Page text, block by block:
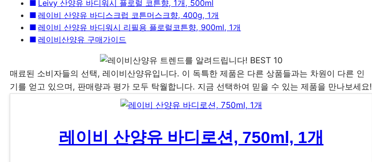
Leivy 산양유 바디워시 플로럴 코튼향, 1개, 500ml
레이비 산양유 바디스크럽 코튼머스크향, 400g, 1개
레이비 산양유 바디워시 리필용 플로럴코튼향, 900ml, 1개
레이비산양유 구매가이드
매료된 소비자들의 선택, 레이비산양유입니다. 이 독특한 제품은 다른 상품들과는 차원이 다른 인
기를 얻고 있으며, 판매량과 평가 모두 탁월합니다. 지금 선택하여 믿을 수 있는 제품을 만나보세요!
레이비 산양유 바디로션, 750ml, 1개